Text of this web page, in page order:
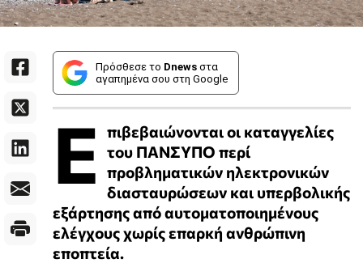
Πρόσθεσε το Dnews στα
αγαπημένα σου στη Google
Ε πιβεβαιώνονται οι καταγγελίες
του ΠΑΝΣΥΠΟ περί
προβληματικών ηλεκτρονικών
διασταυρώσεων και υπερβολικής
εξάρτησης από αυτοματοποιημένους
ελέγχους χωρίς επαρκή ανθρώπινη
εποπτεία.